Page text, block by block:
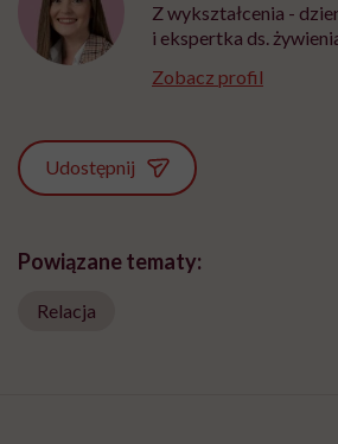
Z wykształcenia -
i ekspertka ds.
Zobacz profil
Udostępnij
Powiązane tematy:
Relacja